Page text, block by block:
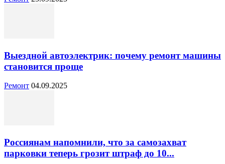
Выездной автоэлектрик: почему ремонт машины
становится проще
Ремонт 04.09.2025
Россиянам напомнили, что за самозахват
парковки теперь грозит штраф до 10...